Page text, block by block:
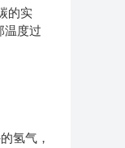
的实
温度过
氢气，